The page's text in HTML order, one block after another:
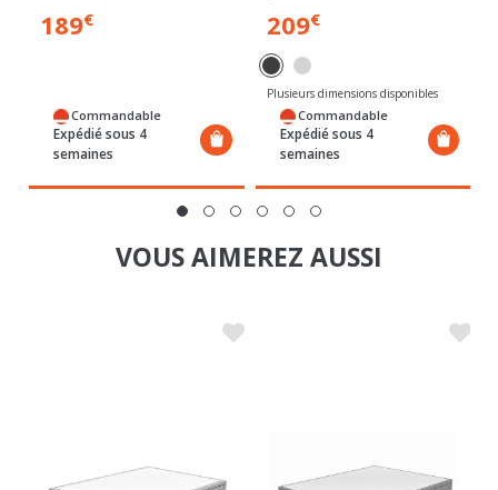
semaines
Commandable
Expédié sous 4
semaines
VOUS AIMEREZ AUSSI